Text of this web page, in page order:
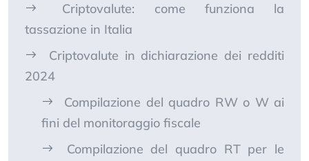
Criptovalute: come funziona la
tassazione in Italia
Criptovalute in dichiarazione dei redditi
2024
Compilazione del quadro RW o W ai
fini del monitoraggio fiscale
Compilazione del quadro RT per le